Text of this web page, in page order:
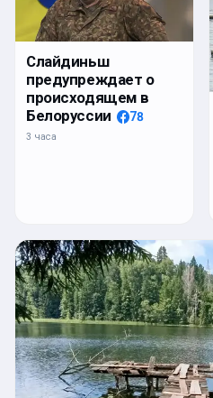
Слайдиньш
предупреждает о
происходящем в
Белоруссии
78
3 часа